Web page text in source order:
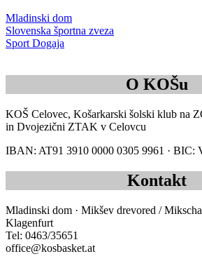
Mladinski dom
Slovenska športna zveza
Sport Dogaja
O KOŠu
KOŠ Celovec, Košarkarski šolski klub na
in Dvojezični ZTAK v Celovcu
IBAN: AT91 3910 0000 0305 9961 · BIC:
Kontakt
Mladinski dom · Mikšev drevored /
Klagenfurt
Tel: 0463/35651
office@kosbasket.at